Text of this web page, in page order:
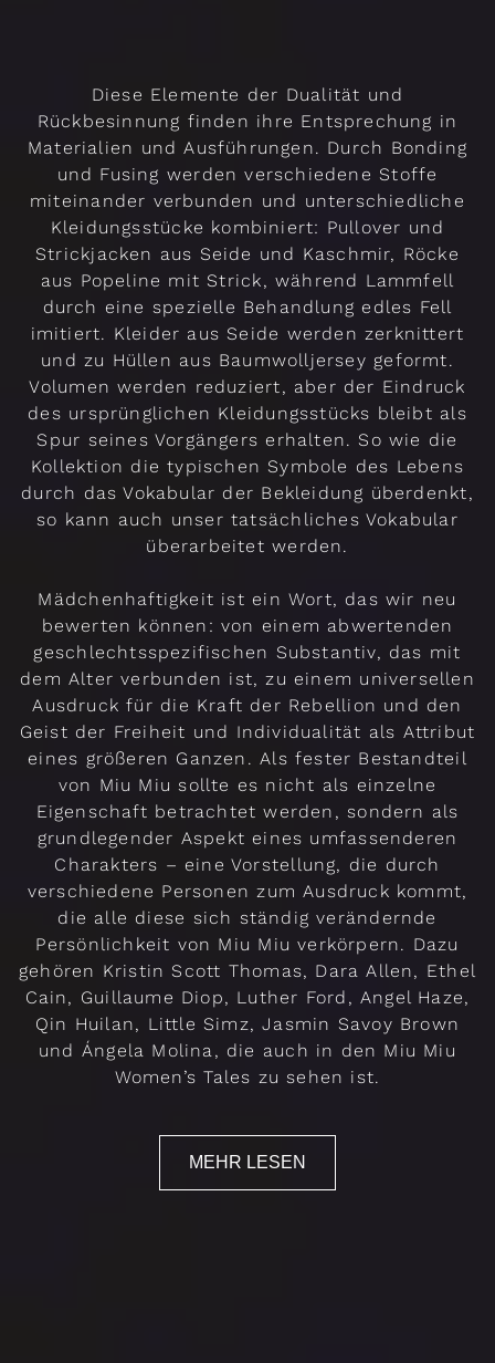
Diese Elemente der Dualität und
Rückbesinnung finden ihre Entsprechung in
Materialien und Ausführungen. Durch Bonding
und Fusing werden verschiedene Stoffe
miteinander verbunden und unterschiedliche
Kleidungsstücke kombiniert: Pullover und
Strickjacken aus Seide und Kaschmir, Röcke
aus Popeline mit Strick, während Lammfell
durch eine spezielle Behandlung edles Fell
imitiert. Kleider aus Seide werden zerknittert
und zu Hüllen aus Baumwolljersey geformt.
Volumen werden reduziert, aber der Eindruck
des ursprünglichen Kleidungsstücks bleibt als
Spur seines Vorgängers erhalten. So wie die
Kollektion die typischen Symbole des Lebens
durch das Vokabular der Bekleidung überdenkt,
so kann auch unser tatsächliches Vokabular
überarbeitet werden.
Mädchenhaftigkeit ist ein Wort, das wir neu
bewerten können: von einem abwertenden
geschlechtsspezifischen Substantiv, das mit
dem Alter verbunden ist, zu einem universellen
Ausdruck für die Kraft der Rebellion und den
Geist der Freiheit und Individualität als Attribut
eines größeren Ganzen. Als fester Bestandteil
von Miu Miu sollte es nicht als einzelne
Eigenschaft betrachtet werden, sondern als
grundlegender Aspekt eines umfassenderen
Charakters – eine Vorstellung, die durch
verschiedene Personen zum Ausdruck kommt,
die alle diese sich ständig verändernde
Persönlichkeit von Miu Miu verkörpern. Dazu
gehören Kristin Scott Thomas, Dara Allen, Ethel
Cain, Guillaume Diop, Luther Ford, Angel Haze,
Qin Huilan, Little Simz, Jasmin Savoy Brown
und Ángela Molina, die auch in den Miu Miu
Women’s Tales zu sehen ist.
MEHR LESEN